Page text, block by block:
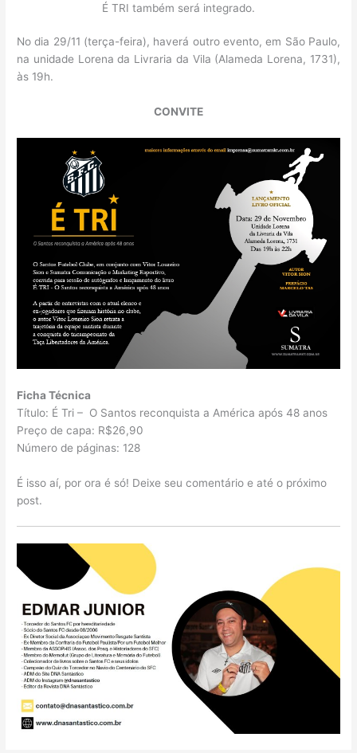
É TRI também será integrado.
No dia 29/11 (terça-feira), haverá outro evento, em São Paulo,
na unidade Lorena da Livraria da Vila (Alameda Lorena, 1731),
às 19h.
CONVITE
Ficha Técnica
Título: É Tri – O Santos reconquista a América após 48 anos
Preço de capa: R$26,90
Número de páginas: 128
É isso aí, por ora é só! Deixe seu comentário e até o próximo
post.